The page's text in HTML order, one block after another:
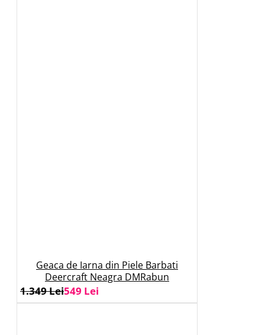
Geaca de Iarna din Piele Barbati
Deercraft Neagra DMRabun
549 Lei
1.349 Lei